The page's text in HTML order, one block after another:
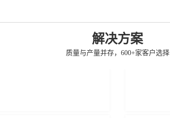
解决方案
质量与产量并存，600+家客户选择